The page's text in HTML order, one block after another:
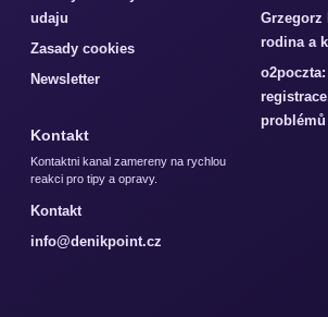
udaju
Zasady cookies
Newsletter
Grzegorz
rodina a
problémů
Kontakt
Kontaktni kanal zamereny na rychlou
reakci pro tipy a opravy.
Kontakt
info@denikpoint.cz